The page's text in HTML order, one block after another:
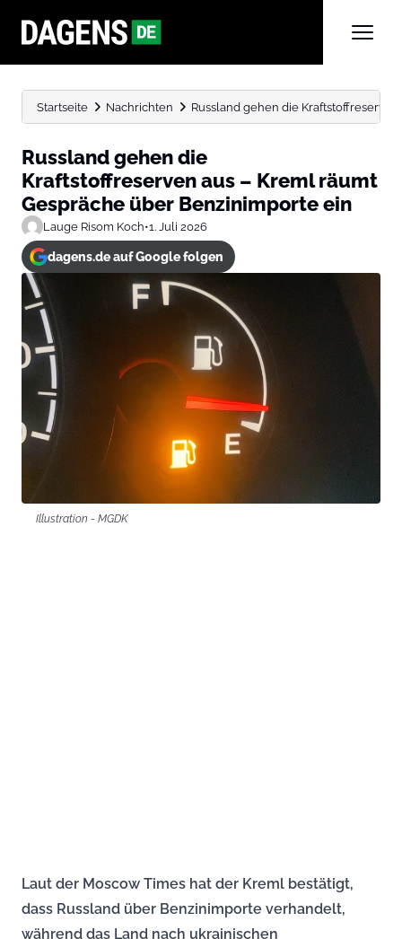
Startseite Nachrichten Russland gehen die
Russland gehen die
Kraftstoffreserven aus – Kreml räumt
Gespräche über Benzinimporte ein
Lauge Risom Koch•1. Juli 2026
dagens.de auf Google folgen
Illustration - MGDK
Laut der Moscow Times hat der Kreml bestätigt,
dass Russland über Benzinimporte verhandelt,
während das Land nach ukrainischen